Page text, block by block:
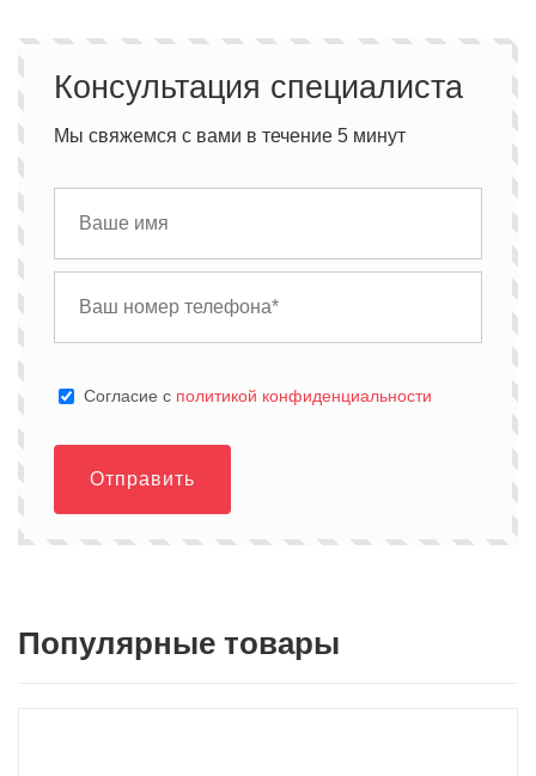
Консультация специалиста
Мы свяжемся с вами в течение 5 минут
Cогласие с политикой конфиденциальности
Отправить
Популярные товары